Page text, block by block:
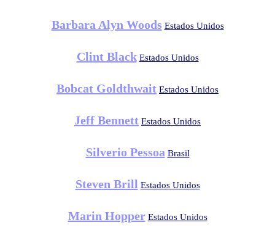
Barbara Alyn Woods Estados Unidos
Clint Black Estados Unidos
Bobcat Goldthwait Estados Unidos
Jeff Bennett Estados Unidos
Silverio Pessoa Brasil
Steven Brill Estados Unidos
Marin Hopper Estados Unidos